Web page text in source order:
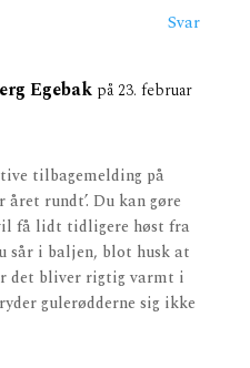
Svar
Egebak på 23. februar
tilbagemelding på
året rundt’. Du kan gøre
få lidt tidligere høst fra
sår i baljen, blot husk at
det bliver rigtig varmt i
gulerødderne sig ikke